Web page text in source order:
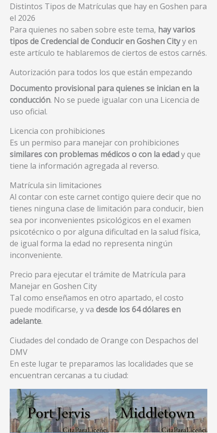
Distintos Tipos de Matrículas que hay en Goshen para
el 2026
Para quienes no saben sobre este tema, hay varios
tipos de Credencial de Conducir en Goshen Cityy en
este artículo te hablaremos de ciertos de estos carnés.
Autorización para todos los que están empezando
Documento provisional para quienes se inician en la
conducción. No se puede igualar con una Licencia de
uso oficial.
Licencia con prohibiciones
Es un permiso para manejar con prohibiciones
similares con problemas médicos o con la edady que
tiene la información agregada al reverso.
Matrícula sin limitaciones
Al contar con este carnet contigo quiere decir que no
tienes ninguna clase de limitación para conducir, bien
sea por inconvenientes psicológicos en el examen
psicotécnico o por alguna dificultad en la salud física,
de igual forma la edad no representa ningún
inconveniente.
Precio para ejecutar el trámite de Matrícula para
Manejar en Goshen City
Tal como enseñamos en otro apartado, el costo
puede modificarse, y va desde los 64 dólares en
adelante.
Ciudades del condado de Orange con Despachos del
DMV
En este lugar te preparamos las localidades que se
encuentran cercanas a tu ciudad: